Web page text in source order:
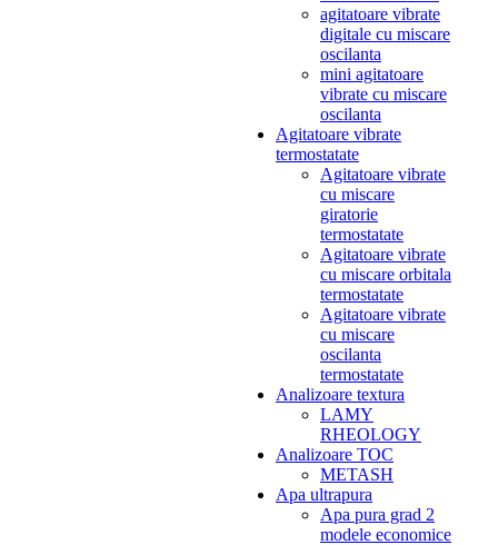
agitatoare vibrate
digitale cu miscare
oscilanta
mini agitatoare
vibrate cu miscare
oscilanta
Agitatoare vibrate
termostatate
Agitatoare vibrate
cu miscare
giratorie
termostatate
Agitatoare vibrate
cu miscare orbitala
termostatate
Agitatoare vibrate
cu miscare
oscilanta
termostatate
Analizoare textura
LAMY
RHEOLOGY
Analizoare TOC
METASH
Apa ultrapura
Apa pura grad 2
modele economice